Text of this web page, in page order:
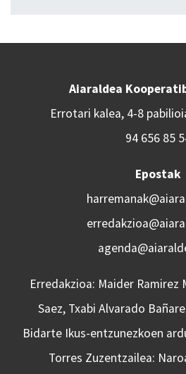
Aiaraldea
Errotari kalea, 4-8
94 656 85
Epostak
Erredakzioa: Maider Ramirez
Saez, Txabi Alvarado
Bidarte Ikus-entzunezkoen
Torres Zuzentzailea: